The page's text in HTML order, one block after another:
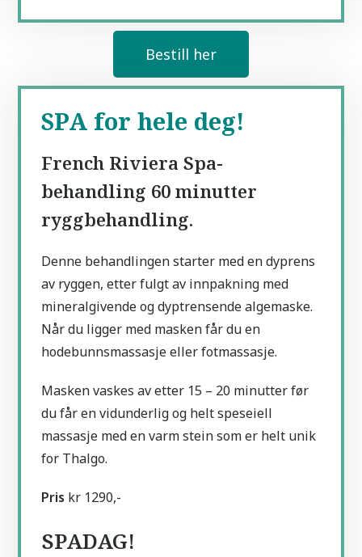
Bestill her
SPA for hele deg!
French Riviera Spa-
behandling 60 minutter
ryggbehandling.
Denne behandlingen starter med en dyprens
av ryggen, etter fulgt av innpakning med
mineralgivende og dyptrensende algemaske.
Når du ligger med masken får du en
hodebunnsmassasje eller fotmassasje.
Masken vaskes av etter 15 – 20 minutter før
du får en vidunderlig og helt speseiell
massasje med en varm stein som er helt unik
for Thalgo.
Pris kr 1290,-
SPADAG!